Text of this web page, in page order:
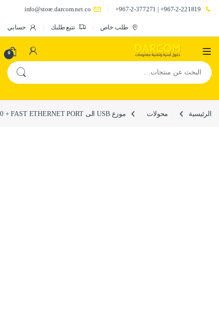
967-2-221819+ | 967-2-377271+
info@store.darcom.net.co
طلب خاص تتبع طلبك حسابي
0
البحث عن:
الرئيسية محولات موزع USB الى 3X USB 3.0 + FAST ETHERNET PORT